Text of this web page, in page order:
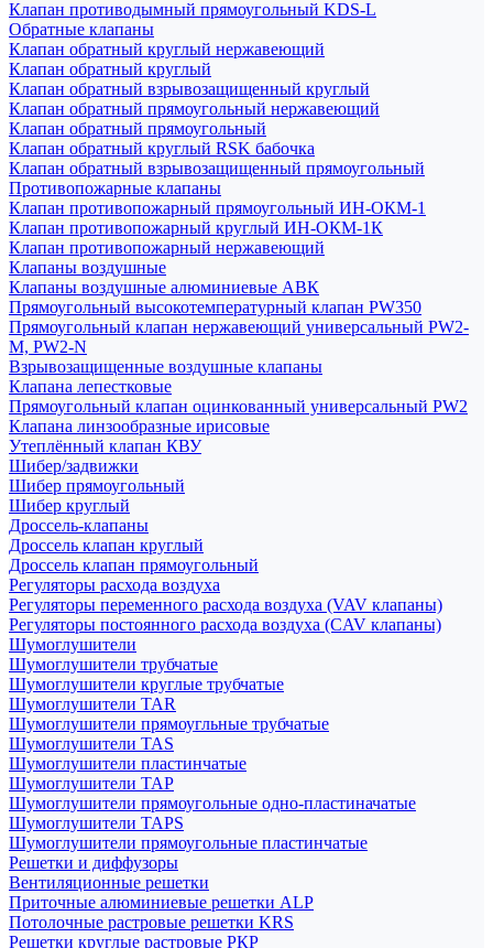
Клапан противодымный прямоугольный KDS-L
Обратные клапаны
Клапан обратный круглый нержавеющий
Клапан обратный круглый
Клапан обратный взрывозащищенный круглый
Клапан обратный прямоугольный нержавеющий
Клапан обратный прямоугольный
Клапан обратный круглый RSK бабочка
Клапан обратный взрывозащищенный прямоугольный
Противопожарные клапаны
Клапан противопожарный прямоугольный ИН-ОКМ-1
Клапан противопожарный круглый ИН-ОКМ-1К
Клапан противопожарный нержавеющий
Клапаны воздушные
Клапаны воздушные алюминиевые АВК
Прямоугольный высокотемпературный клапан PW350
Прямоугольный клапан нержавеющий универсальный PW2-
M, PW2-N
Взрывозащищенные воздушные клапаны
Клапана лепестковые
Прямоугольный клапан оцинкованный универсальный PW2
Клапана линзообразные ирисовые
Утеплённый клапан КВУ
Шибер/задвижки
Шибер прямоугольный
Шибер круглый
Дроссель-клапаны
Дроссель клапан круглый
Дроссель клапан прямоугольный
Регуляторы расхода воздуха
Регуляторы переменного расхода воздуха (VAV клапаны)
Регуляторы постоянного расхода воздуха (CAV клапаны)
Шумоглушители
Шумоглушители трубчатые
Шумоглушители круглые трубчатые
Шумоглушители TAR
Шумоглушители прямоугльные трубчатые
Шумоглушители TAS
Шумоглушители пластинчатые
Шумоглушители TAP
Шумоглушители прямоугольные одно-пластиначатые
Шумоглушители TAPS
Шумоглушители прямоугольные пластинчатые
Решетки и диффузоры
Вентиляционные решетки
Приточные алюминиевые решетки ALP
Потолочные растровые решетки KRS
Решетки круглые растровые РКР